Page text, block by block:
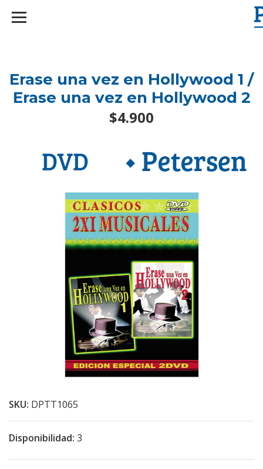
Erase una vez en Hollywood 1 /
Erase una vez en Hollywood 2
$4.900
SKU: DPTT1065
Disponibilidad: 3